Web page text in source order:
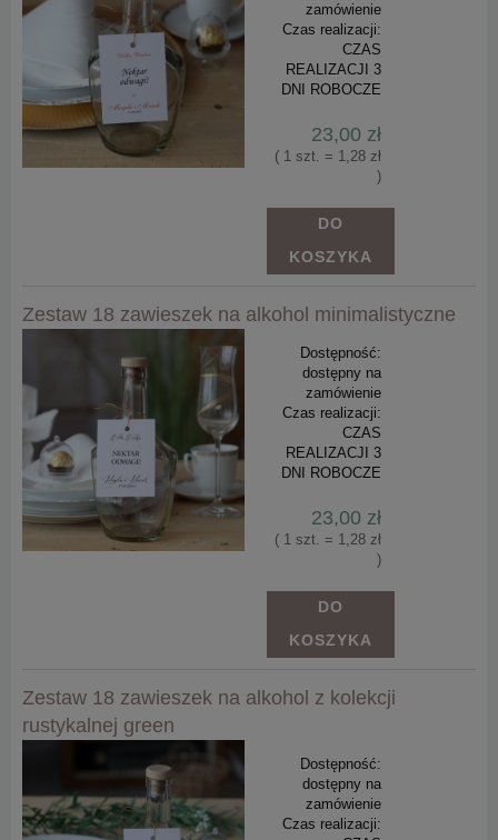
zamówienie
Czas realizacji:
CZAS
REALIZACJI 3
DNI ROBOCZE
23,00 zł
( 1 szt. = 1,28 zł
)
DO
KOSZYKA
Zestaw 18 zawieszek na alkohol minimalistyczne
Dostępność:
dostępny na
zamówienie
Czas realizacji:
CZAS
REALIZACJI 3
DNI ROBOCZE
23,00 zł
( 1 szt. = 1,28 zł
)
DO
KOSZYKA
Zestaw 18 zawieszek na alkohol z kolekcji
rustykalnej green
Dostępność:
dostępny na
zamówienie
Czas realizacji: